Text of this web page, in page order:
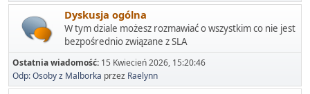
Dyskusja ogólna
W tym dziale możesz rozmawiać o wszystkim co nie jest
bezpośrednio związane z SLA
Ostatnia wiadomość: 15 Kwiecień 2026, 15:20:46
Odp: Osoby z Malborka przez Raelynn